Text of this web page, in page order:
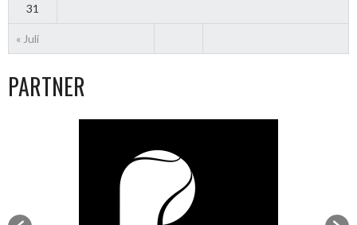
« Juli
31
PARTNER